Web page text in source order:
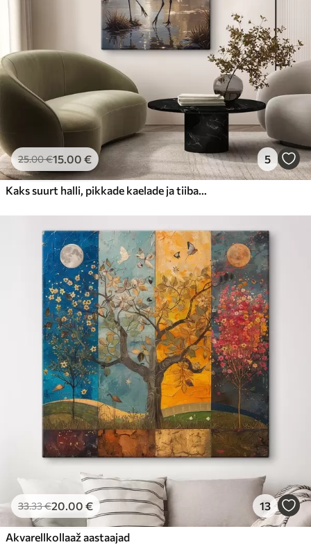
25.00€15.00 € 5
Kaks suurt halli, pikkade kaelade ja tiibadega kraanat, mis seisavad puudest ümbritsetud udujärves
33.33€20.00 € 13
Akvarellkollaaž aastaajad